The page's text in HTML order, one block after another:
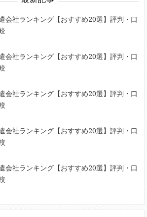
会社ランキング【おすすめ20選】評判・口
会社ランキング【おすすめ20選】評判・口
会社ランキング【おすすめ20選】評判・口
会社ランキング【おすすめ20選】評判・口
会社ランキング【おすすめ20選】評判・口